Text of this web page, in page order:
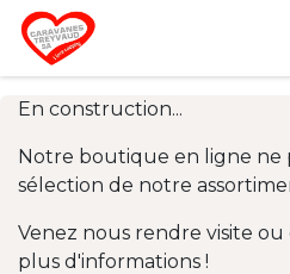
Se rendre au contenu
En construction...
Notre boutique en ligne ne
sélection de notre
Venez nous rendre visite
plus d'informations !